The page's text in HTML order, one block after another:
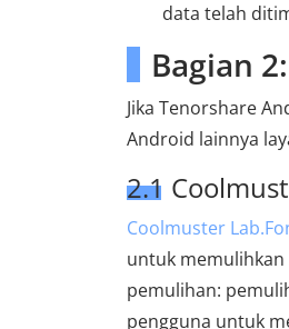
data telah
Bagian
Jika Tenorshare
Android lainnya
2.1
Coolmuster
untuk memulihkan
pemulihan:
pengguna untuk